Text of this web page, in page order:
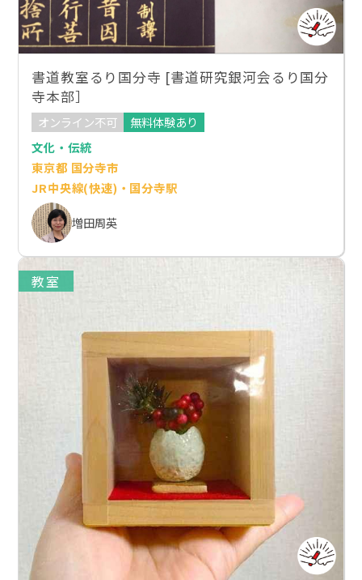
書道教室るり国分寺 [書道研究銀河会るり国分
寺本部］
オンライン不可
無料体験あり
文化・伝統
東京都 国分寺市
JR中央線(快速)・国分寺駅
増田周英
教室